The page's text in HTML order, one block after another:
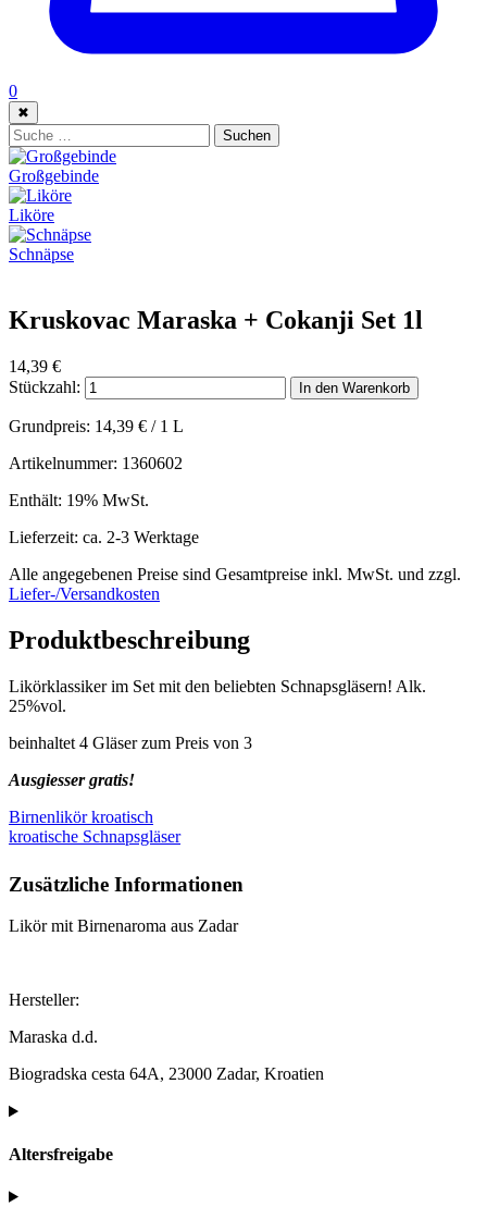
0
✖
Suche: Suchen
Großgebinde
Liköre
Schnäpse
Kruskovac Maraska + Cokanji Set 1l
14,39 €
Stückzahl:
In den Warenkorb
Grundpreis: 14,39 € / 1 L
Artikelnummer: 1360602
Enthält: 19% MwSt.
Lieferzeit: ca. 2-3 Werktage
Alle angegebenen Preise sind Gesamtpreise inkl. MwSt. und zzgl.
Liefer-/Versandkosten
Produktbeschreibung
Likörklassiker im Set mit den beliebten Schnapsgläsern! Alk.
25%vol.
beinhaltet 4 Gläser zum Preis von 3
Ausgiesser gratis!
Birnenlikör kroatisch
kroatische Schnapsgläser
Zusätzliche Informationen
Likör mit Birnenaroma aus Zadar
Hersteller:
Maraska d.d.
Biogradska cesta 64A, 23000 Zadar, Kroatien
Altersfreigabe